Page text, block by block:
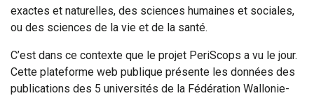
exactes et naturelles, des sciences humaines et sociales,
ou des sciences de la vie et de la santé.
C’est dans ce contexte que le projet PeriScops a vu le jour.
Cette plateforme web publique présente les données des
publications des 5 universités de la Fédération Wallonie-